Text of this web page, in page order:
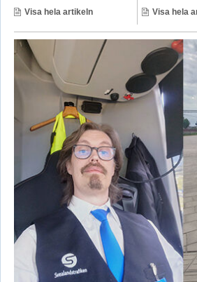
Visa hela artikeln Visa hela